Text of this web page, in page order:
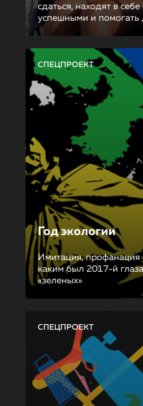
сдаться, находят в
успешными и помогать
СПЕЦПРОЕКТ
Год экологии
Имитация,
каким был 2017-й
«зеленых»
СПЕЦПРОЕКТ